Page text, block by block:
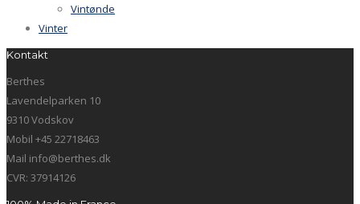
Vintønde
Vinter
Kontakt
Berthes
Lavendelparken 10
9310 Vodskov
Mobil +45 22718463
Mail info@berthes.dk
CVR: 37914126